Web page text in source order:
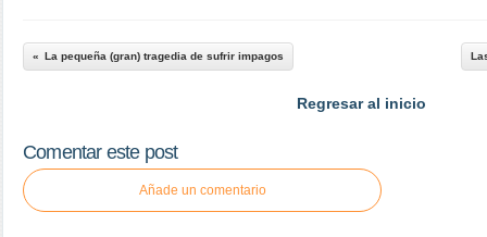
La pequeña (gran) tragedia de sufrir impagos
Regresar al inicio
Comentar este post
Añade un comentario